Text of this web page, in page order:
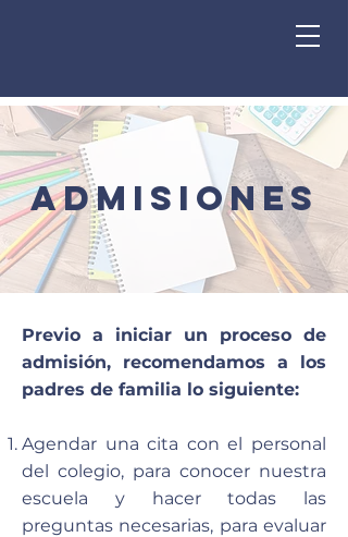
ADMISIONES
Previo a iniciar un proceso de
admisión, recomendamos a los
padres de familia lo siguiente:
Agendar una cita con el personal
del colegio, para conocer nuestra
escuela y hacer todas las
preguntas necesarias, para evaluar